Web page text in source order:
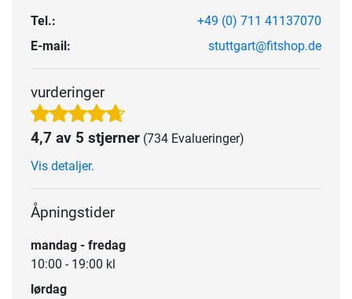
Tel.:
+49 (0) 711 41137070
E-mail:
stuttgart@fitshop.de
vurderinger
4,7 av 5 stjerner (734 Evalueringer)
Vis detaljer.
Åpningstider
mandag - fredag
10:00 - 19:00 kl
lørdag